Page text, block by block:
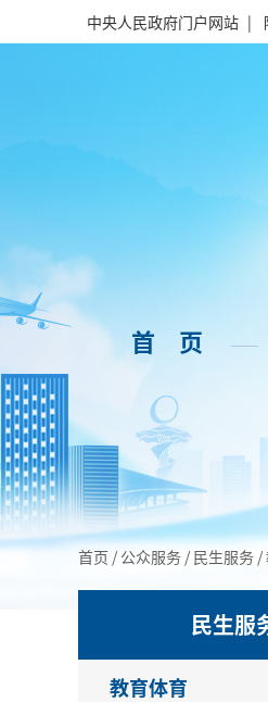
中央人民政府门户网站 |
首 页 ——
首页 / 公众服务 / 民生服务 /
民生服
教育体育